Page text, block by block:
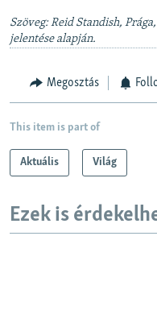
Szöveg: Reid Standish,
jelentése alapján.
Megosztás
This item is part of
Aktuális Világ
Ezek is